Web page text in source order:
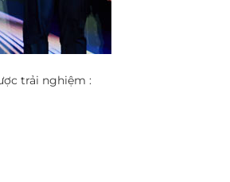
trải nghiệm :